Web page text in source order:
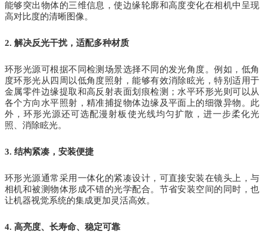
能够突出物体的三维信息，使边缘轮廓和高度变化在相机中呈现
高对比度的清晰图像。
2. 解决反光干扰，适配多种材质
环形光源可根据不同检测场景选择不同的发光角度。例如，低角
度环形光从四周以低角度照射，能够有效消除眩光，特别适用于
金属零件边缘提取和高反射表面划痕检测；水平环形光则可以从
各个方向水平照射，精准捕捉物体边缘及平面上的细微异物。此
外，环形光源还可选配漫射板使光线均匀扩散，进一步柔化光
照、消除眩光。
3. 结构紧凑，安装便捷
环形光源通常采用一体化的紧凑设计，可直接安装在镜头上，与
相机和被测物体形成不错的光学配合。节省安装空间的同时，也
让机器视觉系统的集成更加灵活高效。
4. 高亮度、长寿命、稳定可靠